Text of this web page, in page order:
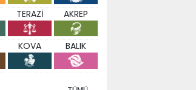
TERAZİ AKREP
KOVA BALIK